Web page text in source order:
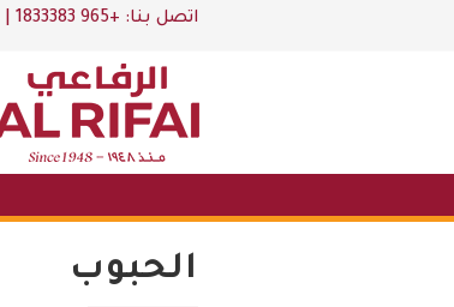
اتصل بنا: +965 1833383
الحبوب